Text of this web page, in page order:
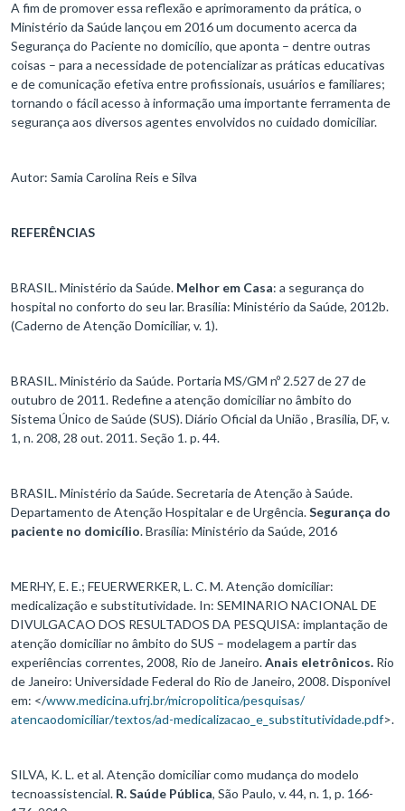
A fim de promover essa reflexão e aprimoramento da prática, o
Ministério da Saúde lançou em 2016 um documento acerca da
Segurança do Paciente no domicílio, que aponta – dentre outras
coisas – para a necessidade de potencializar as práticas educativas
e de comunicação efetiva entre profissionais, usuários e familiares;
tornando o fácil acesso à informação uma importante ferramenta de
segurança aos diversos agentes envolvidos no cuidado domiciliar.
Autor: Samia Carolina Reis e Silva
REFERÊNCIAS
BRASIL. Ministério da Saúde. Melhor em Casa: a segurança do
hospital no conforto do seu lar. Brasília: Ministério da Saúde, 2012b.
(Caderno de Atenção Domiciliar, v. 1).
BRASIL. Ministério da Saúde. Portaria MS/GM nº 2.527 de 27 de
outubro de 2011. Redefine a atenção domiciliar no âmbito do
Sistema Único de Saúde (SUS). Diário Oficial da União , Brasília, DF, v.
1, n. 208, 28 out. 2011. Seção 1. p. 44.
BRASIL. Ministério da Saúde. Secretaria de Atenção à Saúde.
Departamento de Atenção Hospitalar e de Urgência.Segurança do
paciente no domicílio. Brasília: Ministério da Saúde, 2016
MERHY, E. E.; FEUERWERKER, L. C. M. Atenção domiciliar:
medicalização e substitutividade. In: SEMINARIO NACIONAL DE
DIVULGACAO DOS RESULTADOS DA PESQUISA: implantação de
atenção domiciliar no âmbito do SUS – modelagem a partir das
experiências correntes, 2008, Rio de Janeiro.Anais eletrônicos. Rio
de Janeiro: Universidade Federal do Rio de Janeiro, 2008. Disponível
em: </www.medicina.ufrj.br/micropolitica/pesquisas/
atencaodomiciliar/textos/ad-medicalizacao_e_substitutividade.pdf>.
SILVA, K. L. et al. Atenção domiciliar como mudança do modelo
tecnoassistencial. R. Saúde Pública, São Paulo, v. 44, n. 1, p. 166-